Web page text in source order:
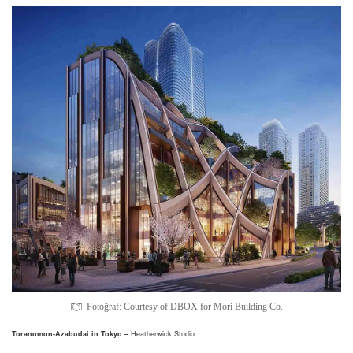
Fotoğraf: Courtesy of DBOX for Mori Building Co.
Toranomon-Azabudai in Tokyo – Heatherwick Studio